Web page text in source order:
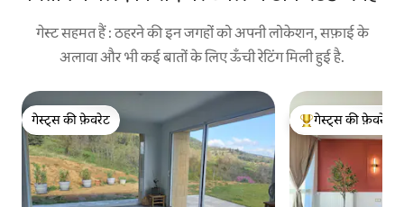
गेस्ट सहमत हैं : ठहरने की इन जगहों को अपनी लोकेशन, सफ़ाई के
अलावा और भी कई बातों के लिए ऊँची रेटिंग मिली हुई है.
गेस्ट्स की फ़ेवरेट
गेस्ट्स की फ़ेवरेट
गेस्ट्स का टॉप फ़ेवरेट
गेस्ट्स की फ़ेवरेट